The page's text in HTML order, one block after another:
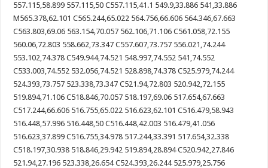
557.115,58.899 557.115,50 C557.115,41.1 549.9,33.886 541,33.886
M565.378,62.101 C565.244,65.022 564.756,66.606 564.346,67.663
C563.803,69.06 563.154,70.057 562.106,71.106 C561.058,72.155
560.06,72.803 558.662,73.347 C557.607,73.757 556.021,74.244
553.102,74.378 C549.944,74.521 548.997,74.552 541,74.552
C533.003,74.552 532.056,74.521 528.898,74.378 C525.979,74.244
524.393,73.757 523.338,73.347 C521.94,72.803 520.942,72.155
519.894,71.106 C518.846,70.057 518.197,69.06 517.654,67.663
C517.244,66.606 516.755,65.022 516.623,62.101 C516.479,58.943
516.448,57.996 516.448,50 C516.448,42.003 516.479,41.056
516.623,37.899 C516.755,34.978 517.244,33.391 517.654,32.338
C518.197,30.938 518.846,29.942 519.894,28.894 C520.942,27.846
521.94,27.196 523.338,26.654 C524.393,26.244 525.979,25.756